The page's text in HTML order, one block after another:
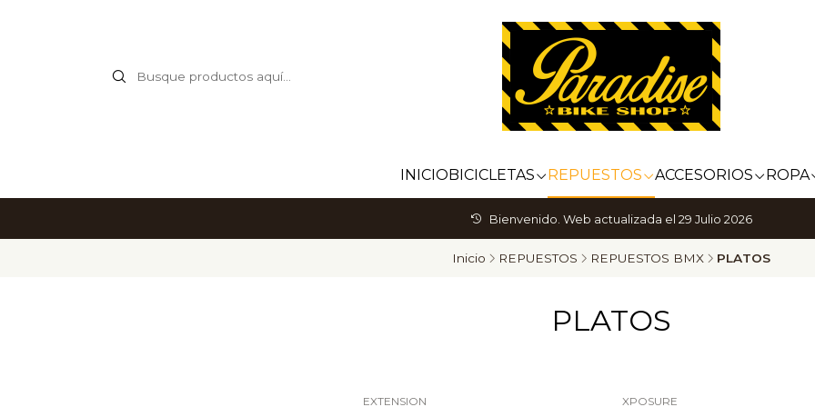
INICIOBICICLETAS REPUESTOS ACCESORIOS ROPA
Bienvenido. Web actualizada el 29 Julio 2026
Inicio REPUESTOS REPUESTOS BMX PLATOS
PLATOS
EXTENSION XPOSURE